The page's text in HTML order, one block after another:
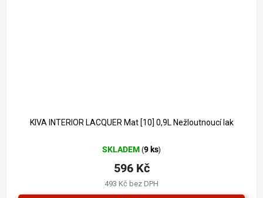
KIVA INTERIOR LACQUER Mat [10] 0,9L Nežloutnoucí lak
SKLADEM (9 ks)
493 Kč bez DPH
596 Kč